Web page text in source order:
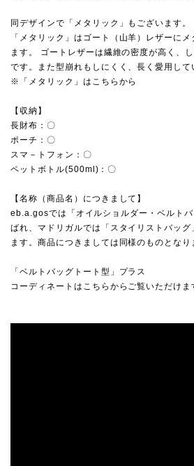
同デザインで「メタリック」もございます。
「メタリック」はゴート（山羊）レザーに
ます。 ゴートレザーは繊維の密度が高く、
です。また型崩れもしにくく、長く愛用して
※「メタリック」はこちらから
【収納】
長財布：〇
ポーチ：〇
スマ－トフォン：〇
ペットボトル(500ml)：〇
【名称（商品名）につきまして】
eb.a.gosでは「オイルショルダー・ベルト
ばれ、マドリガルでは「スタイリストバッ
ます。商品につきましては同様のものとなり
「ベルトバッグトート型」プラス
コーディネートはこちらからご覧いただけま